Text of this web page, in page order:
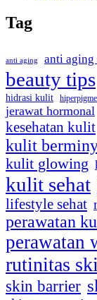
Tag
anti aging anti aging
beauty tips
hidrasi kulit
jerawat hormonal
kesehatan kulit
kulit
kulit glowing
kulit sehat
lifestyle sehat
perawatan
perawatan
rutinitas
skin barrier